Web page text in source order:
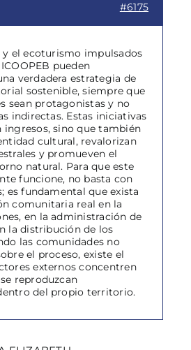
#6175
el ecoturismo impulsados
pueden
verdadera estrategia de
sostenible, siempre que
sean protagonistas y no
indirectas. Estas iniciativas
ingresos, sino que también
cultural, revalorizan
y promueven el
natural. Para que este
funcione, no basta con
es fundamental que exista
comunitaria real en la
en la administración de
la distribución de los
las comunidades no
el proceso, existe el
externos concentren
reproduzcan
del propio territorio.